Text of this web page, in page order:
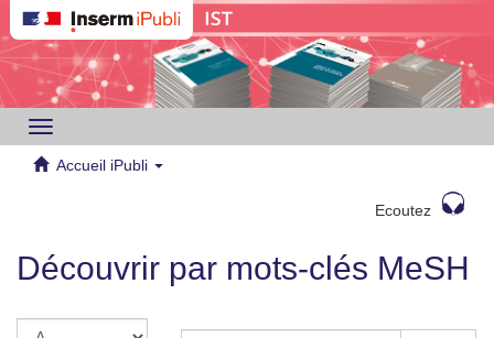
Toggle
navigation
Accueil iPubli
Ecoutez
Découvrir par mots-clés MeSH